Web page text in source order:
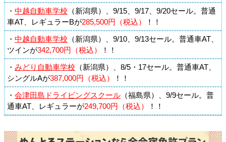
・ 中越自動車学校 （新潟県）、9/15、9/17、9/20セール。普通
車AT、レギュラーBが285,500円（税込）
！！
・ 中越自動車学校 （新潟県）、9/10、9/13セール。普通車AT、
ツインが342,700円（税込）
！！
・ みどり自動車学校 （新潟県）、8/5・17セール。普通車AT、
シングルAが387,000円（税込）
！！
・ 会津田島ドライビングスクール （福島県）、9/9セール。普
通車AT、レギュラーが249,700円（税込） ！！